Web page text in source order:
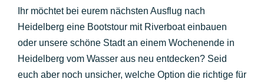
Ihr möchtet bei eurem nächsten Ausflug nach
Heidelberg eine Bootstour mit Riverboat einbauen
oder unsere schöne Stadt an einem Wochenende in
Heidelberg vom Wasser aus neu entdecken? Seid
euch aber noch unsicher, welche Option die richtige für